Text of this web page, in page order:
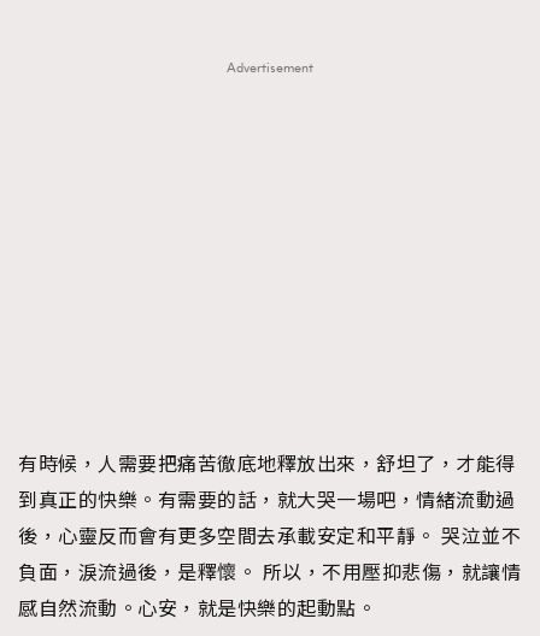
Advertisement
有時候，人需要把痛苦徹底地釋放出來，舒坦了，才能得
到真正的快樂。有需要的話，就大哭一場吧，情緒流動過
後，心靈反而會有更多空間去承載安定和平靜。 哭泣並不
負面，淚流過後，是釋懷。 所以，不用壓抑悲傷，就讓情
感自然流動。心安，就是快樂的起動點。